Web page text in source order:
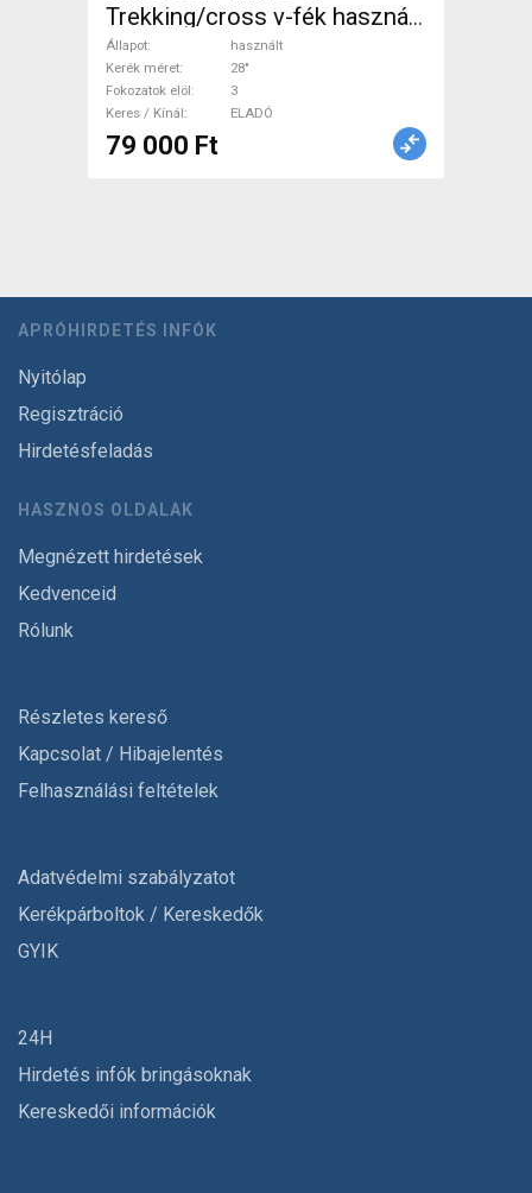
Trekking/cross v-fék használt
ELADÓ
Állapot
használt
Kerék méret
28"
Fokozatok elöl
3
Keres / Kínál
ELADÓ
79 000 Ft
APRÓHIRDETÉS INFÓK
Nyitólap
Regisztráció
Hirdetésfeladás
HASZNOS OLDALAK
Megnézett hirdetések
Kedvenceid
Rólunk
Részletes kereső
Kapcsolat / Hibajelentés
Felhasználási feltételek
Adatvédelmi szabályzatot
Kerékpárboltok / Kereskedők
GYIK
24H
Hirdetés infók bringásoknak
Kereskedői információk